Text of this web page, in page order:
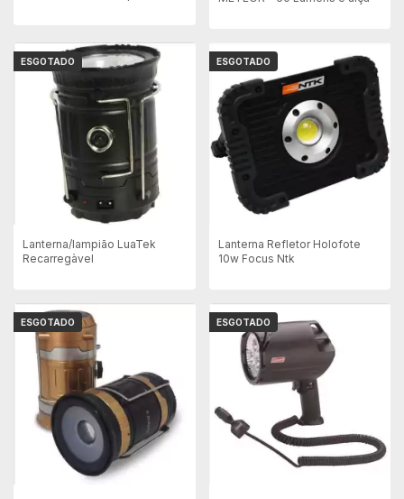
ESGOTADO
Lanterna/lampião LuaTek
Recarregàvel
ESGOTADO
Lanterna Refletor Holofote
10w Focus Ntk
ESGOTADO ESGOTADO